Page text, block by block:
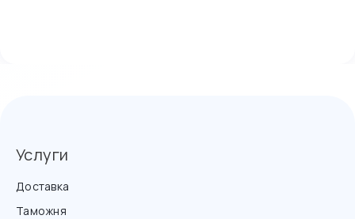
Услуги
Доставка
Таможня